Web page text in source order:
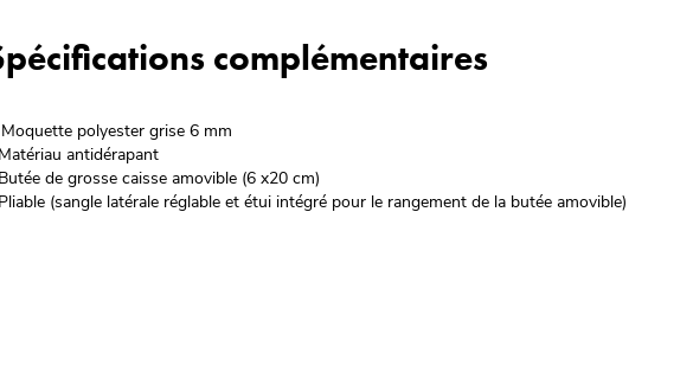
complémentaires
polyester grise 6 mm
antidérapant
de grosse caisse amovible (6 x20 cm)
(sangle latérale réglable et étui intégré pour le rangement de la butée amovible)